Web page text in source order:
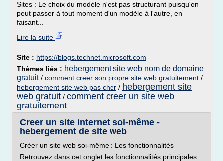
Sites : Le choix du modèle n'est pas structurant puisqu'on
peut passer à tout moment d'un modèle à l'autre, en
faisant...
Lire la suite
Site : https://blogs.technet.microsoft.com
Thèmes liés : hebergement site web nom de domaine
gratuit/ comment creer son propre site web gratuitement /
hebergement site web pas cher / hebergement site
web gratuit / comment creer un site web
gratuitement
Creer un site internet soi-même -
hebergement de site web
Créer un site web soi-même : Les fonctionnalités
Retrouvez dans cet onglet les fonctionnalités principales